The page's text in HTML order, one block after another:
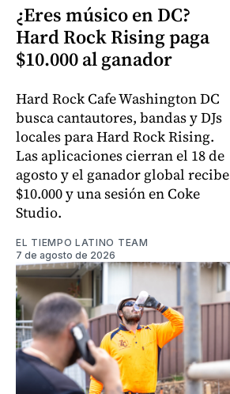
¿Eres músico en DC?
Hard Rock Rising paga
$10.000 al ganador
Hard Rock Cafe Washington DC
busca cantautores, bandas y DJs
locales para Hard Rock Rising.
Las aplicaciones cierran el 18 de
agosto y el ganador global recibe
$10.000 y una sesión en Coke
Studio.
EL TIEMPO LATINO TEAM
7 de agosto de 2026